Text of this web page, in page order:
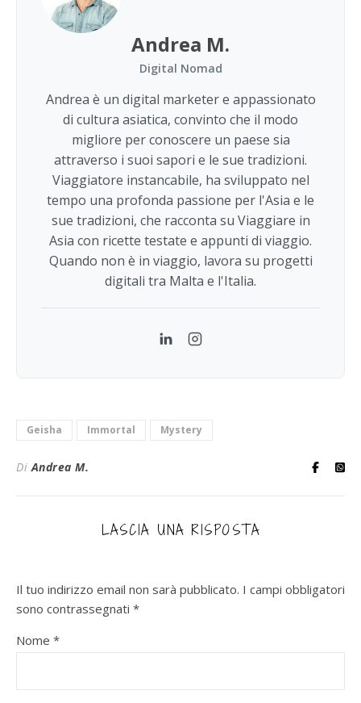
Andrea M.
Digital Nomad
Andrea è un digital marketer e appassionato
di cultura asiatica, convinto che il modo
migliore per conoscere un paese sia
attraverso i suoi sapori e le sue tradizioni.
Viaggiatore instancabile, ha sviluppato nel
tempo una profonda passione per l'Asia e le
sue tradizioni, che racconta su Viaggiare in
Asia con ricette testate e appunti di viaggio.
Quando non è in viaggio, lavora su progetti
digitali tra Malta e l'Italia.
LinkedInInstagram
Geisha Immortal Mystery
DiAndrea M.
LASCIA UNA RISPOSTA
Il tuo indirizzo email non sarà pubblicato. I campi obbligatori
sono contrassegnati *
Nome *